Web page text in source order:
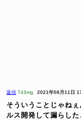
返信 743mg 2021年08月11日
そういうことじゃね
ルス開発して漏らし